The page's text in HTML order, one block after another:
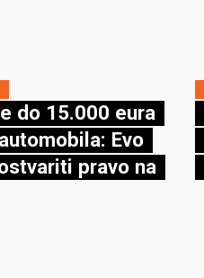
do 15.000 eura
Evo
pravo na